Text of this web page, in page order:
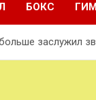
БОКС
заслужил